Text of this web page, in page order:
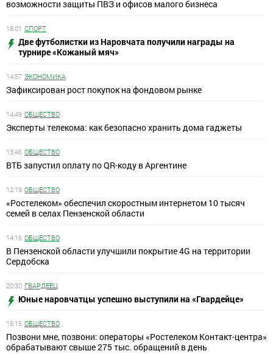
возможности защиты ПВЗ и офисов малого бизнеса
18:01 СПОРТ
Две футболистки из Наровчата получили награды на
турнире «Кожаный мяч»
14:57 ЭКОНОМИКА
Зафиксирован рост покупок на фондовом рынке
14:49 ОБЩЕСТВО
Эксперты телекома: как безопасно хранить дома гаджеты
13:46 ОБЩЕСТВО
ВТБ запустил оплату по QR-коду в Аргентине
12:19 ОБЩЕСТВО
«Ростелеком» обеспечил скоростным интернетом 10 тысяч
семей в селах Пензенской области
14:16 ОБЩЕСТВО
В Пензенской области улучшили покрытие 4G на территории
Сердобска
20:30 ГВАРДЕЕЦ
Юные наровчатцы успешно выступили на «Гвардейце»
16:15 ОБЩЕСТВО
Позвони мне, позвони: операторы «Ростелеком Контакт-центра»
обрабатывают свыше 275 тыс. обращений в день